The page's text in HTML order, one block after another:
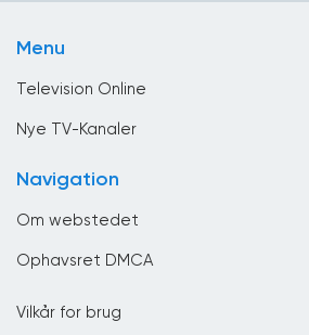
Congo
Menu
Television Online
Nye TV-Kanaler
Navigation
Om webstedet
Ophavsret DMCA
Vilkår for brug